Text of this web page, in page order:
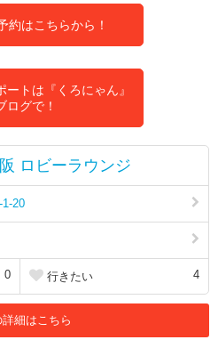
約はこちらから！
ートは『くろにゃん』
ログで！
ロビーラウンジ
20
0 行きたい 4
詳細はこちら